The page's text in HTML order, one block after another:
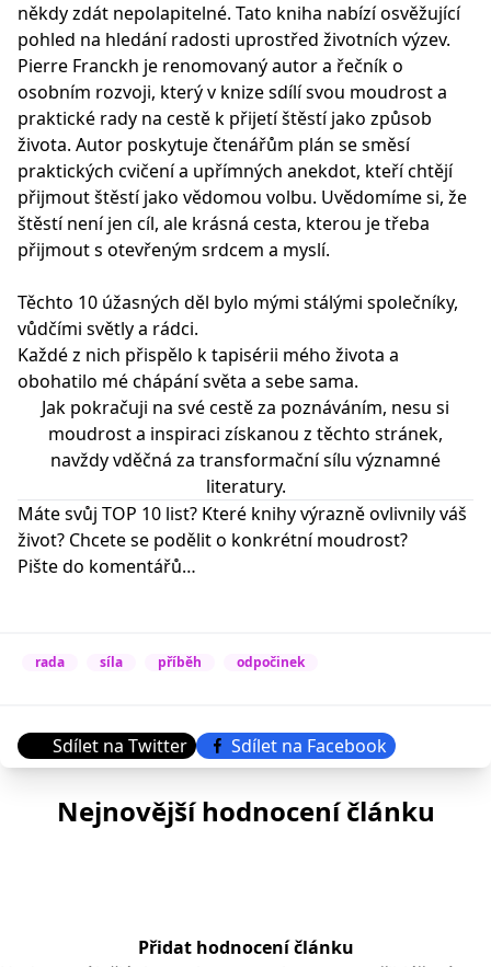
někdy zdát nepolapitelné. Tato kniha nabízí osvěžující
pohled na hledání radosti uprostřed životních výzev.
Pierre Franckh je renomovaný autor a řečník o
osobním rozvoji, který v knize sdílí svou moudrost a
praktické rady na cestě k přijetí štěstí jako způsob
života. Autor poskytuje čtenářům plán se směsí
praktických cvičení a upřímných anekdot, kteří chtějí
přijmout štěstí jako vědomou volbu. Uvědomíme si, že
štěstí není jen cíl, ale krásná cesta, kterou je třeba
přijmout s otevřeným srdcem a myslí.
Těchto 10 úžasných děl bylo mými stálými společníky,
vůdčími světly a rádci.
Každé z nich přispělo k tapisérii mého života a
obohatilo mé chápání světa a sebe sama.
Jak pokračuji na své cestě za poznáváním, nesu si
moudrost a inspiraci získanou z těchto stránek,
navždy vděčná za transformační sílu významné
literatury.
Máte svůj TOP 10 list? Které knihy výrazně ovlivnily váš
život? Chcete se podělit o konkrétní moudrost?
Pište do komentářů…
rada síla příběh odpočinek
Sdílet na Twitter Sdílet na Facebook
Nejnovější hodnocení článku
Přidat hodnocení článku